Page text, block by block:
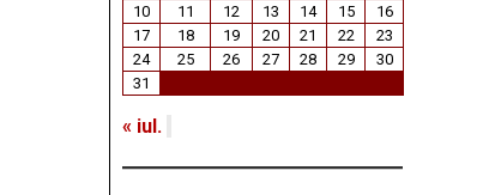
10
11 12 13 14 15
16
17
18 19 20 21 22
23
24
25 26 27 28 29
30
31
« iul.